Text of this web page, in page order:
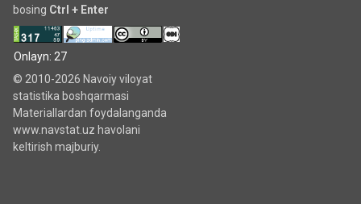
bosing Ctrl + Enter
Onlayn: 27
© 2010-2026 Navoiy viloyat
statistika boshqarmasi
Materiallardan foydalanganda
www.navstat.uz havolani
keltirish majburiy.